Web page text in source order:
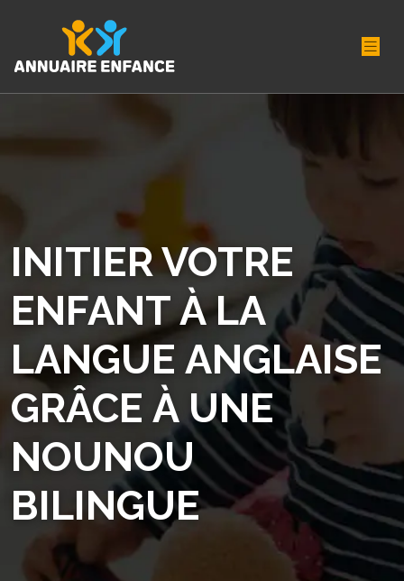
INITIER VOTRE
ENFANT À LA
LANGUE ANGLAISE
GRÂCE À UNE
NOUNOU
BILINGUE